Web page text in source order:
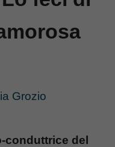
Grozio
conduttrice del